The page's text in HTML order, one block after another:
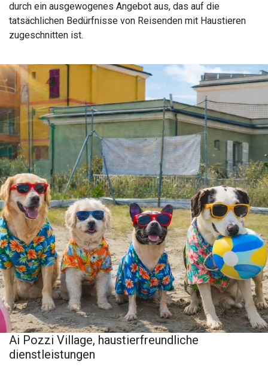
durch ein ausgewogenes Angebot aus, das auf die
tatsächlichen Bedürfnisse von Reisenden mit Haustieren
zugeschnitten ist.
Ai Pozzi Village, haustierfreundliche
dienstleistungen